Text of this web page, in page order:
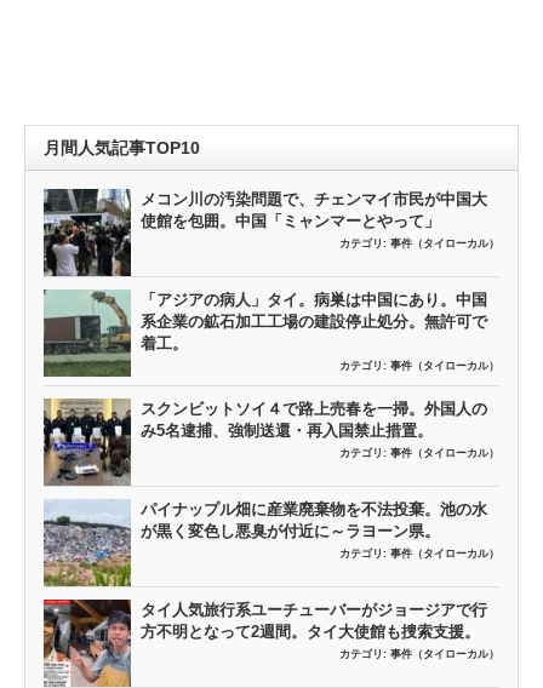
月間人気記事TOP10
メコン川の汚染問題で、チェンマイ市民が中国大
使館を包囲。中国「ミャンマーとやって」
カテゴリ: 事件（タイローカル）
「アジアの病人」タイ。病巣は中国にあり。中国
系企業の鉱石加工工場の建設停止処分。無許可で
着工。
カテゴリ: 事件（タイローカル）
スクンビットソイ４で路上売春を一掃。外国人の
み5名逮捕、強制送還・再入国禁止措置。
カテゴリ: 事件（タイローカル）
パイナップル畑に産業廃棄物を不法投棄。池の水
が黒く変色し悪臭が付近に～ラヨーン県。
カテゴリ: 事件（タイローカル）
タイ人気旅行系ユーチューバーがジョージアで行
方不明となって2週間。タイ大使館も捜索支援。
カテゴリ: 事件（タイローカル）